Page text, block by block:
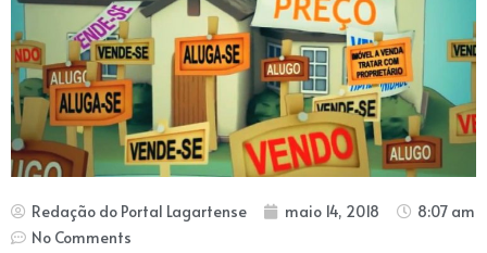
Redação do Portal Lagartense maio 14, 2018
8:07 am
No Comments